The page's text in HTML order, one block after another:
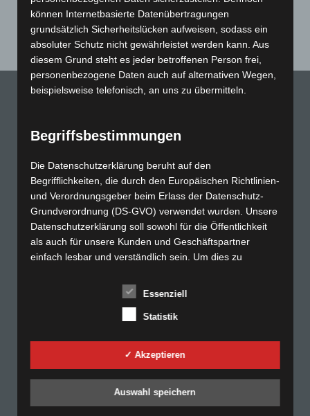
Kenntnis einer konkreten Rechtsverletzung möglich. Bei
Bekanntwerden von entsprechenden Rechtsverletzungen werden
wir diese Inhalte umgehend entfernen.
Temperaturfühler
Entwicklung
Industrie / Wärmebehandlung
Kalibrierlabor
Nadcap, SAE AMS 2750
Service
Bestandsaufnahme
Vorbereitung auf Zertifizierungen
Temperaturmessungen
Über die K. Meyer R.M.S GmbH
Unternehmen
können Internetbasierte Datenübertragungen
grundsätzlich Sicherheitslücken aufweisen, sodass ein
absoluter Schutz nicht gewährleistet werden kann. Aus
diesem Grund steht es jeder betroffenen Person frei,
personenbezogene Daten auch auf alternativen Wegen,
beispielsweise telefonisch, an uns zu übermitteln.
Begriffsbestimmungen
Die Datenschutzerklärung beruht auf den
Begrifflichkeiten, die durch den Europäischen Richtlinien-
und Verordnungsgeber beim Erlass der Datenschutz-
Grundverordnung (DS-GVO) verwendet wurden. Unsere
Datenschutzerklärung soll sowohl für die Öffentlichkeit
als auch für unsere Kunden und Geschäftspartner
einfach lesbar und verständlich sein. Um dies zu
Begrifflichkeiten erläutern.
Wir verwenden in dieser Datenschutzerklärung unter
a) personenbezogene Daten
Personenbezogene Daten sind alle Informationen, die
sich auf eine identifizierte oder identifizierbare natürliche
Essenziell
Statistik
✓ Akzeptieren
Auswahl speichern